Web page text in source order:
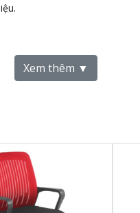
Bình Thạnh
quận Bình Thạnh
Xem thêm ▼